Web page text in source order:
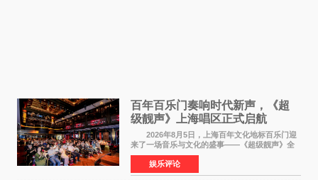
百年百乐门奏响时代新声，《超
级靓声》上海唱区正式启航
2026年8月5日，上海百年文化地标百乐门迎
来了一场音乐与文化的盛事——《超级靓声》全
国励志音乐公益节目上海唱区新闻发布会暨启动
仪式在此隆重举行。各界领导、嘉宾与媒体朋友
齐聚一堂，共同
娱乐评论